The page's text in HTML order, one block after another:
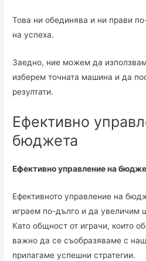
Това ни обединява и ни прави
на успеха.
Заедно, ние можем да
изберем точната машина и да
резултати.
Ефективно
бюджета
Ефективно управление на
Ефективното управление на
играем по-дълго и да увеличим
Като общност от играчи, които
важно да се съобразяваме с
прилагаме успешни стратегии.